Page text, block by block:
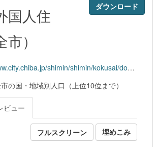
ダウンロード
国人住
）
shimin/shimin/kokusai/documents/kokusekibetu_kubetsu_202303.xlsx
の国・地域別人口（上位10位まで）
ビュー
フルスクリーン 埋めこみ